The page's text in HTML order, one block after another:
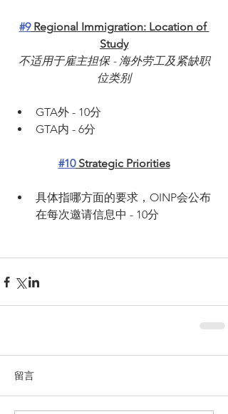
#9 Regional Immigration: Location of
Study
不适用于雇主担保 - 海外劳工及紧缺职
位类别
GTA外 - 10分
GTA内 - 6分
#10 Strategic Priorities
具体指哪方面的要求，OINP会公布
在每次邀请信息中 - 10分
留言